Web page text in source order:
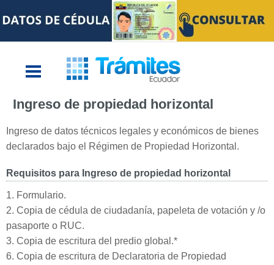
Ingreso de propiedad horizontal
Ingreso de datos técnicos legales y económicos de bienes
declarados bajo el Régimen de Propiedad Horizontal.
Requisitos para Ingreso de propiedad horizontal
1. Formulario.
2. Copia de cédula de ciudadanía, papeleta de votación y /o
pasaporte o RUC.
3. Copia de escritura del predio global.*
6. Copia de escritura de Declaratoria de Propiedad